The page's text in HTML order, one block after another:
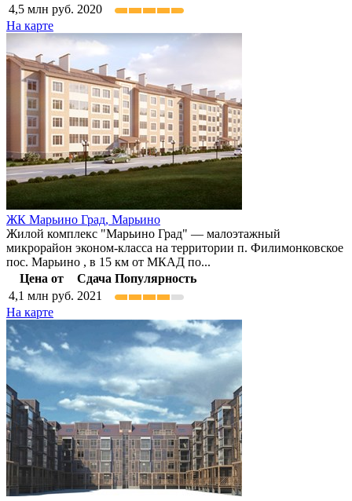
4,5 млн руб. 2020
На карте
ЖК Марьино Град, Марьино
Жилой комплекс "Марьино Град" — малоэтажный
микрорайон эконом-класса на территории п. Филимонковское
пос. Марьино , в 15 км от МКАД по...
Цена от
Сдача Популярность
4,1 млн руб. 2021
На карте